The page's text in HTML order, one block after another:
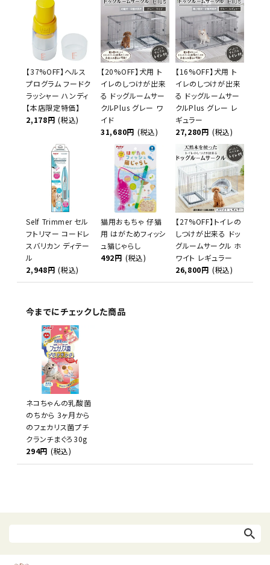
【37%OFF】ヘルス
プログラム フードク
ラッシャー ハンディ
【本店限定特価】
2,178円 (税込)
【20%OFF】犬用 ト
イレのしつけが出来
る ドッグルームサー
クルPlus グレー ワ
イド
31,680円 (税込)
【16%OFF】犬用 ト
イレのしつけが出来
る ドッグルームサー
クルPlus グレー レ
ギュラー
27,280円 (税込)
Self Trimmer セル
フトリマー コードレ
スバリカン ディテー
ル
2,948円 (税込)
猫用おもちゃ 仔猫
用 はがためフィッシ
ュ猫じゃらし
492円 (税込)
【27%OFF】トイレの
しつけが出来る ドッ
グルームサークル ホ
ワイト レギュラー
26,800円 (税込)
今までにチェックした商品
ネコちゃんの乳酸菌
のちから 3ヶ月から
のフェカリス菌プチ
クランチまぐろ30g
294円 (税込)